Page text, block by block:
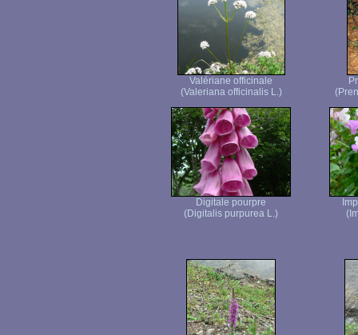
Valériane officinale
(Valeriana officinalis L.)
Digitale pourpre
(Digitalis purpurea L.)